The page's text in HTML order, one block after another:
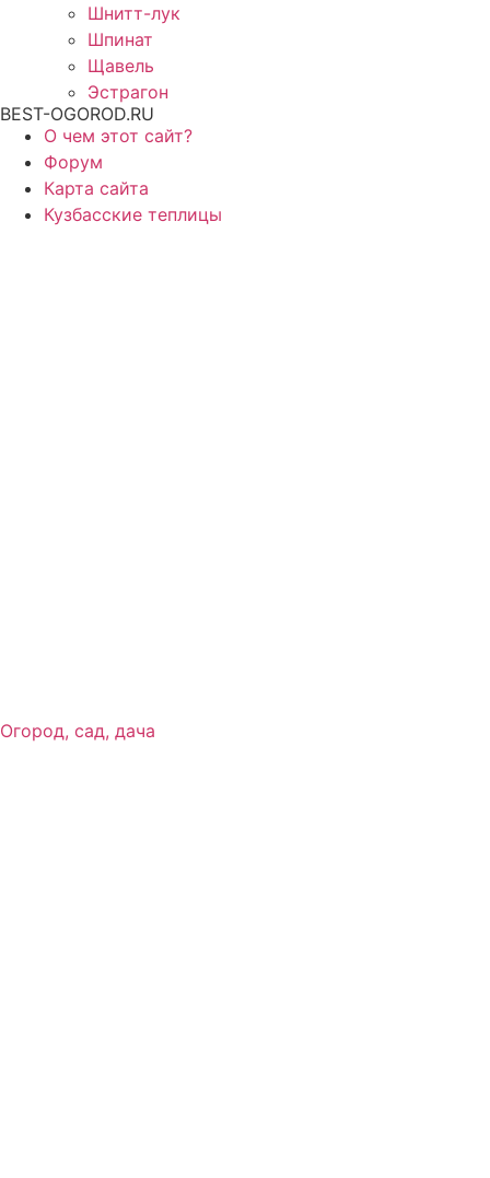
Шнитт-лук
Шпинат
Щавель
Эстрагон
BEST-OGOROD.RU
О чем этот сайт?
Форум
Карта сайта
Кузбасские теплицы
Огород, сад, дача